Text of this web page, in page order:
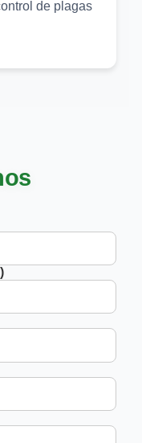
de plagas